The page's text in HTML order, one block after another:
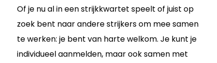
Of je nu al in een strijkkwartet speelt of juist op
zoek bent naar andere strijkers om mee samen
te werken: je bent van harte welkom. Je kunt je
individueel aanmelden, maar ook samen met